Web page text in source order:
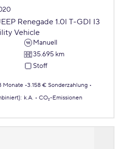
Renegade 1.0l T-GDI I3
Vehicle
Manuell
35.695 km
Stoff
Monate 3.158 € Sonderzahlung
: k.A.
CO₂-Emissionen